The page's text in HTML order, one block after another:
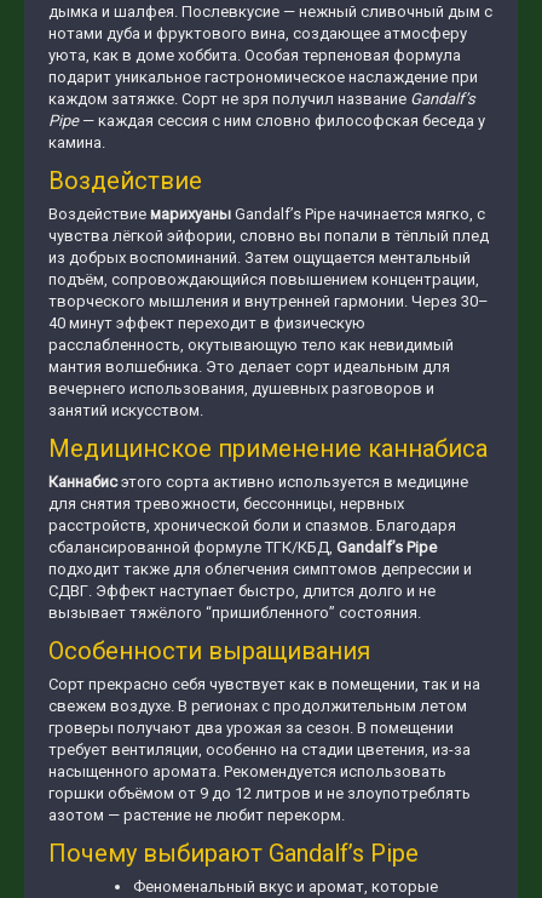
дымка и шалфея. Послевкусие — нежный сливочный дым с
нотами дуба и фруктового вина, создающее атмосферу
уюта, как в доме хоббита. Особая терпеновая формула
подарит уникальное гастрономическое наслаждение при
каждом затяжке. Сорт не зря получил название Gandalf’s
Pipe— каждая сессия с ним словно философская беседа у
камина.
Воздействие
Воздействие марихуаны Gandalf’s Pipe начинается мягко, с
чувства лёгкой эйфории, словно вы попали в тёплый плед
из добрых воспоминаний. Затем ощущается ментальный
подъём, сопровождающийся повышением концентрации,
творческого мышления и внутренней гармонии. Через 30–
40 минут эффект переходит в физическую
расслабленность, окутывающую тело как невидимый
мантия волшебника. Это делает сорт идеальным для
вечернего использования, душевных разговоров и
занятий искусством.
Медицинское применение каннабиса
Каннабисэтого сорта активно используется в медицине
для снятия тревожности, бессонницы, нервных
расстройств, хронической боли и спазмов. Благодаря
сбалансированной формуле ТГК/КБД, Gandalf’s Pipe
подходит также для облегчения симптомов депрессии и
СДВГ. Эффект наступает быстро, длится долго и не
вызывает тяжёлого “пришибленного” состояния.
Особенности выращивания
Сорт прекрасно себя чувствует как в помещении, так и на
свежем воздухе. В регионах с продолжительным летом
гроверы получают два урожая за сезон. В помещении
требует вентиляции, особенно на стадии цветения, из-за
насыщенного аромата. Рекомендуется использовать
горшки объёмом от 9 до 12 литров и не злоупотреблять
азотом — растение не любит перекорм.
Почему выбирают Gandalf’s Pipe
Феноменальный вкус и аромат, которые